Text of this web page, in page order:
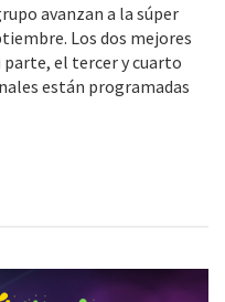
avanzan a la súper
Los dos mejores
el tercer y cuarto
están programadas